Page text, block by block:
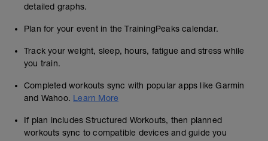
detailed graphs.
Plan for your event in the TrainingPeaks calendar.
Track your weight, sleep, hours, fatigue and stress while
you train.
Completed workouts sync with popular apps like Garmin
and Wahoo. Learn More
If plan includes Structured Workouts, then planned
workouts sync to compatible devices and guide you